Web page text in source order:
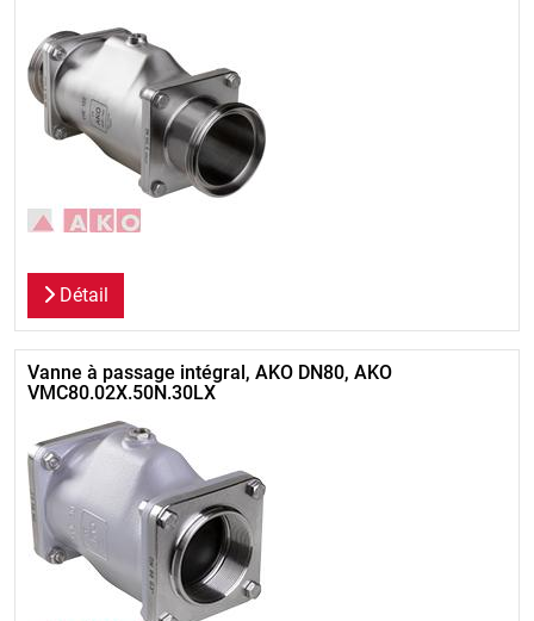
Détail
Vanne à passage intégral, AKO DN80, AKO
VMC80.02X.50N.30LX